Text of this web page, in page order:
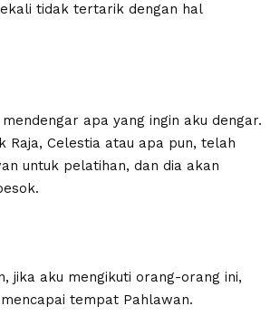
tidak tertarik dengan hal
apa yang ingin aku dengar.
Raja, Celestia atau apa pun, telah
untuk pelatihan, dan dia akan
jika aku mengikuti orang-orang ini,
tempat Pahlawan.